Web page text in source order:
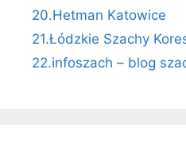
20.Hetman Katowice
21.Łódzkie Szachy
22.infoszach – blog